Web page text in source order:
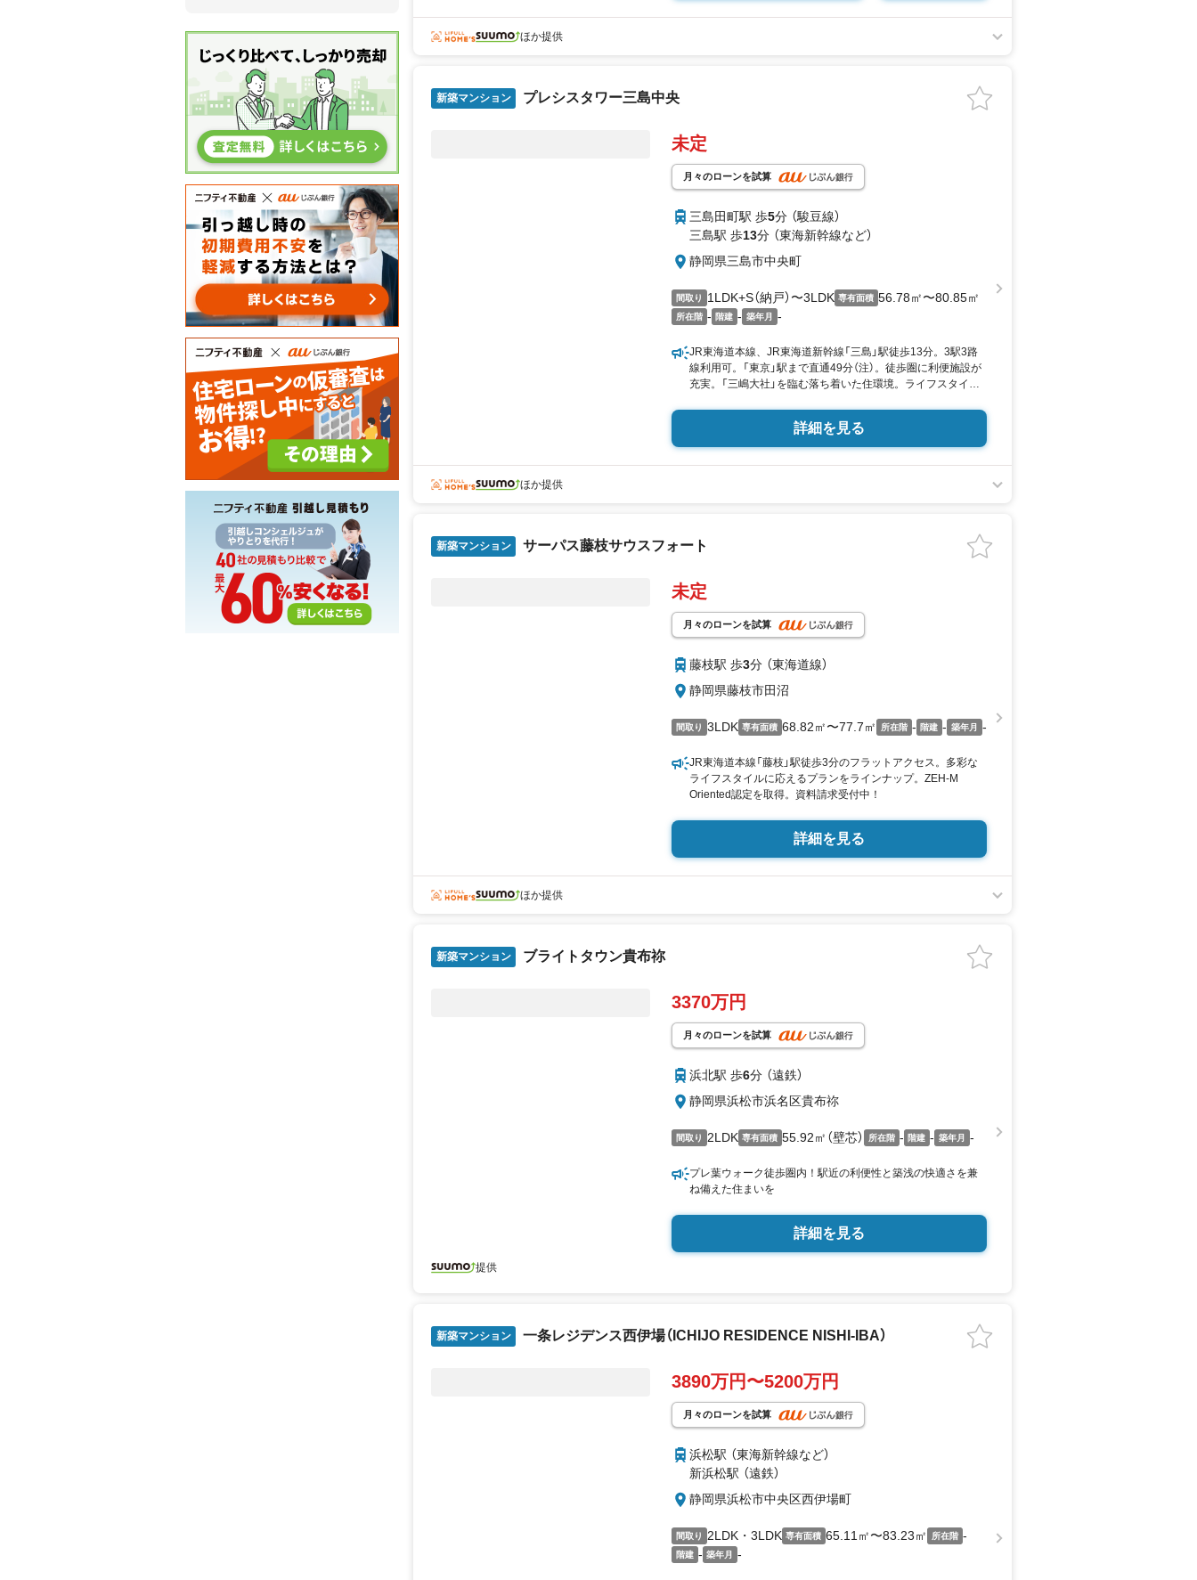
ほか提供
新築マンション プレシスタワー三島中央
未定
月々のローンを試算
三島田町駅 歩5分 （駿豆線）
三島駅 歩13分 （東海新幹線など）
静岡県三島市中央町
間取り 1LDK+S（納戸）〜3LDK 専有面積 56.78㎡〜80.85㎡
所在階 - 階建 - 築年月 -
JR東海道本線、JR東海道新幹線「三島」駅徒歩13分。3駅3路
線利用可。「東京」駅まで直通49分（注）。徒歩圏に利便施設が
充実。「三嶋大社」を臨む落ち着いた住環境。ライフスタイル
詳細を見る
ほか提供
新築マンション サーパス藤枝サウスフォート
未定
月々のローンを試算
藤枝駅 歩3分 （東海道線）
静岡県藤枝市田沼
間取り 3LDK 専有面積 68.82㎡〜77.7㎡ 所在階 - 階建 - 築年月 -
JR東海道本線「藤枝」駅徒歩3分のフラットアクセス。多彩な
ライフスタイルに応えるプランをラインナップ。ZEH-M
Oriented認定を取得。資料請求受付中！
詳細を見る
ほか提供
新築マンション ブライトタウン貴布祢
3370万円
月々のローンを試算
浜北駅 歩6分 （遠鉄）
静岡県浜松市浜名区貴布祢
間取り 2LDK 専有面積 55.92㎡（壁芯） 所在階 - 階建 - 築年月 -
プレ葉ウォーク徒歩圏内！駅近の利便性と築浅の快適さを兼
ね備えた住まいを
詳細を見る
提供
新築マンション 一条レジデンス西伊場（ICHIJO RESIDENCE NISHI-IBA）
3890万円〜5200万円
月々のローンを試算
浜松駅 （東海新幹線など）
新浜松駅 （遠鉄）
静岡県浜松市中央区西伊場町
間取り 2LDK・3LDK 専有面積 65.11㎡〜83.23㎡ 所在階 -
階建 - 築年月 -